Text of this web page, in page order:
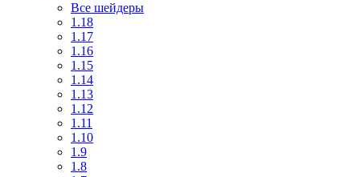
Все шейдеры
1.18
1.17
1.16
1.15
1.14
1.13
1.12
1.11
1.10
1.9
1.8